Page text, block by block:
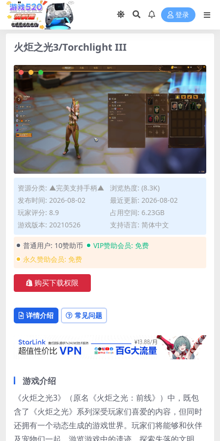
登录
火炬之光3/Torchlight III
资源分类: ▲完美支持手柄▲
浏览热度: (8.3K)
发布时间: 2026-08-02
最近更新: 2026-08-02
玩家评分: 8.9
占用空间: 6.23GB
游戏版本: 20210526
支持语言: 简体中文
普通用户: 10赞助币 VIP赞助会员: 免费
永久赞助会员: 免费
购买下载权限
详情介绍 常见问题
游戏介绍
《火炬之光3》（原名《火炬之光：前线》）中，既包
含了《火炬之光》系列深受玩家们喜爱的内容，但同时
还拥有一个动态生成的游戏世界。玩家们将能够和伙伴